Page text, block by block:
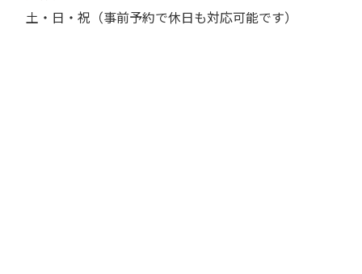
土・日・祝（事前予約で休日も対応可能です）